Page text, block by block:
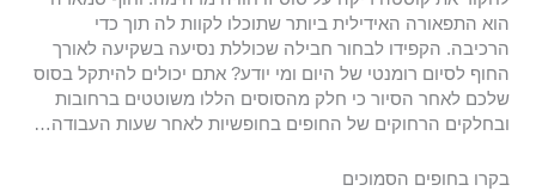
הוא התפאורה האידילית ביותר שתוכלו לקוות לה תוך כדי
הרכיבה. הקפידו לבחור חבילה שכוללת נסיעה בשקיעה לאורך
החוף לסיום רומנטי של היום ומי יודע? אתם יכולים להיתקל בסוס
שלכם לאחר הסיור כי חלק מהסוסים הללו משוטטים ברחובות
ובחלקים הרחוקים של החופים בחופשיות לאחר שעות העבודה…
בקרו בחופים הסמוכים